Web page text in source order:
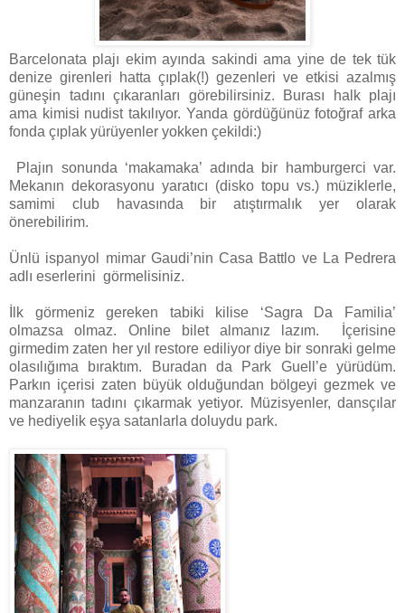
Barcelonata plajı ekim ayında sakindi ama yine de tek tük
denize girenleri hatta çıplak(!) gezenleri ve etkisi azalmış
güneşin tadını çıkaranları görebilirsiniz. Burası halk plajı
ama kimisi nudist takılıyor. Yanda gördüğünüz fotoğraf arka
fonda çıplak yürüyenler yokken çekildi:)
Plajın sonunda ‘makamaka’ adında bir hamburgerci var.
Mekanın dekorasyonu yaratıcı (disko topu vs.) müziklerle,
samimi club havasında bir atıştırmalık yer olarak
önerebilirim.
Ünlü ispanyol mimar Gaudi’nin Casa Battlo ve La Pedrera
adlı eserlerini görmelisiniz.
İlk görmeniz gereken tabiki kilise ‘Sagra Da Familia’
olmazsa olmaz. Online bilet almanız lazım.
İçerisine
girmedim zaten her yıl restore ediliyor diye bir sonraki gelme
olasılığıma bıraktım. Buradan da Park Guell’e yürüdüm.
Parkın içerisi zaten büyük olduğundan bölgeyi gezmek ve
manzaranın tadını çıkarmak yetiyor. Müzisyenler, dansçılar
ve hediyelik eşya satanlarla doluydu park.